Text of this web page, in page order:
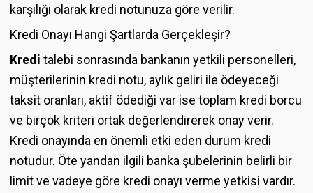
karşılığı olarak kredi notunuza göre verilir.
Kredi Onayı Hangi Şartlarda Gerçekleşir?
Kredi talebi sonrasında bankanın yetkili personelleri,
müşterilerinin kredi notu, aylık geliri ile ödeyeceği
taksit oranları, aktif ödediği var ise toplam kredi borcu
ve birçok kriteri ortak değerlendirerek onay verir.
Kredi onayında en önemli etki eden durum kredi
notudur. Öte yandan ilgili banka şubelerinin belirli bir
limit ve vadeye göre kredi onayı verme yetkisi vardır.